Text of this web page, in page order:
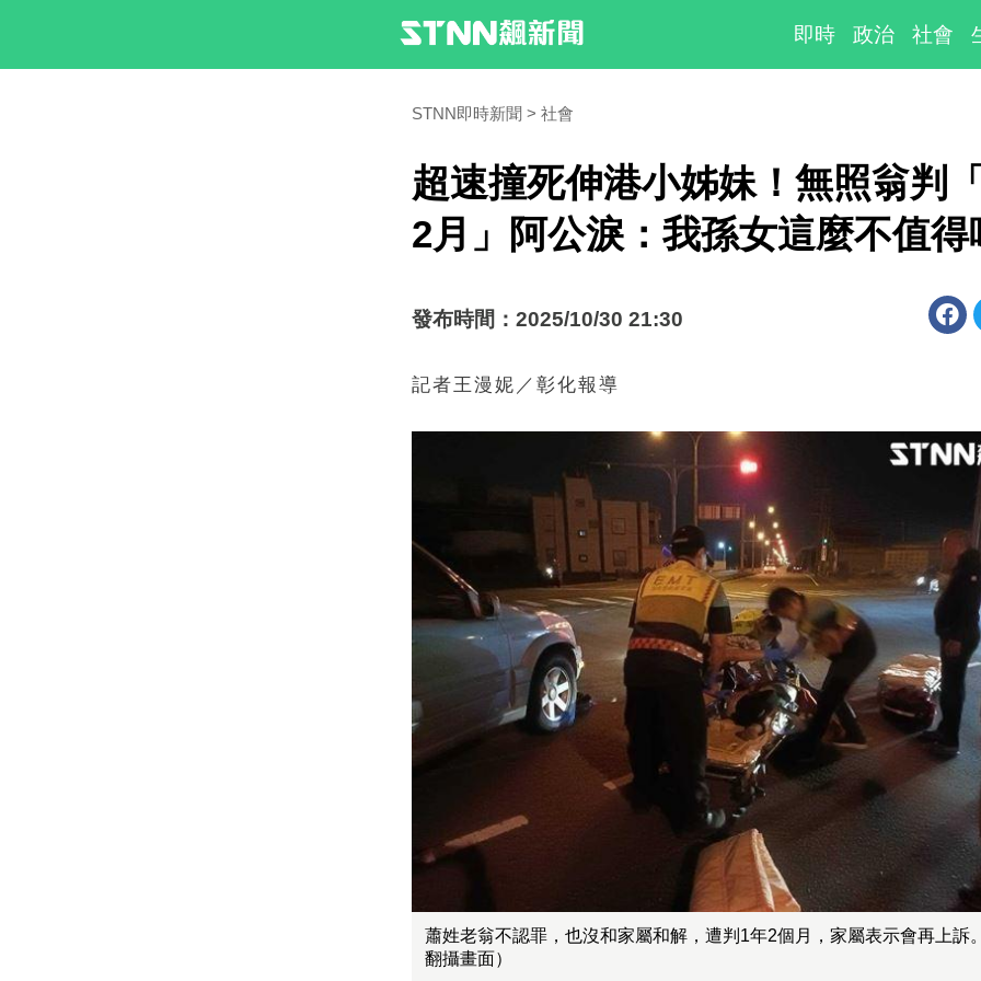
即時 政治 社會
STNN即時新聞 社會
超速撞死伸港小姊妹！無照翁判
2月」阿公淚：我孫女這麼不值得
發布時間：2025/10/30 21:30
記者王漫妮／彰化報導
蕭姓老翁不認罪，也沒和家屬和解，遭判1年2個月，家屬表示會再上訴
翻攝畫面）